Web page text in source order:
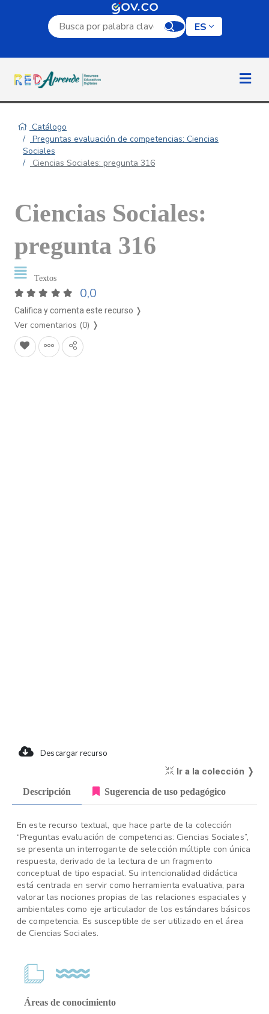
Campo de búsqueda por palabra clave
ES
Catálogo
Preguntas evaluación de competencias: Ciencias
Sociales
Ciencias Sociales: pregunta 316
Ciencias Sociales:
pregunta 316
Textos
0,0
Califica y comenta este recurso ❭
Ver comentarios (0) ❭
Descargar recurso
Ir a la colección ❭
Descripción Sugerencia de uso pedagógico
En este recurso textual, que hace parte de la colección
“Preguntas evaluación de competencias: Ciencias Sociales”,
se presenta un interrogante de selección múltiple con única
respuesta, derivado de la lectura de un fragmento
conceptual de tipo espacial. Su intencionalidad didáctica
está centrada en servir como herramienta evaluativa, para
valorar las nociones propias de las relaciones espaciales y
ambientales como eje articulador de los estándares básicos
de competencia. Es susceptible de ser utilizado en el área
de Ciencias Sociales.
Áreas de conocimiento